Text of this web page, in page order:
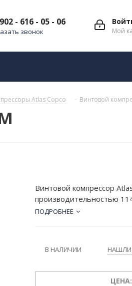
Мой
- 616 - 05 - 06
звонок
Atlas Copco - Винтовой
Винтовой компрессор
производительностью
атм и мощностью в 7.5
ПОДРОБНЕЕ
В НАЛИЧИИ НАШЛИ